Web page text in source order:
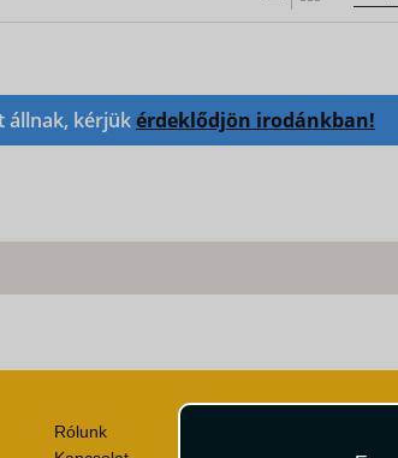
állnak, kérjükérdeklődjön irodánkban!
Rólunk